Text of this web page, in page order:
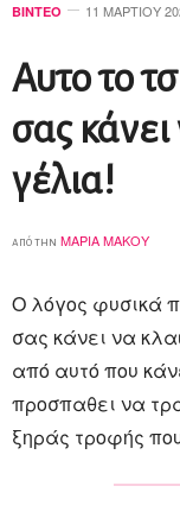
ΒΊΝΤΕΟ 11 ΜΑΡΤΊΟΥ
Αυτο το
σας
γέλια!
από την ΜΑΡΊΑ ΜΆΚΟΥ
Ο λόγος φυσικά
σας κάνει να
από αυτό που
προσπαθει να
ξηράς τροφής